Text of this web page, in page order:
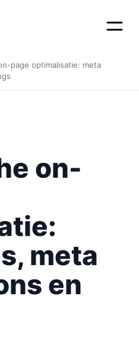
page optimalisatie: meta
on-
meta
en